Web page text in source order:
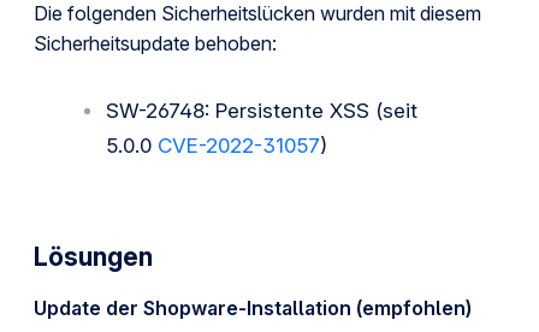
Die folgenden Sicherheitslücken wurden mit diesem
Sicherheitsupdate behoben:
SW-26748: Persistente XSS (seit
5.0.0 CVE-2022-31057)
Lösungen
Update der Shopware-Installation (empfohlen)